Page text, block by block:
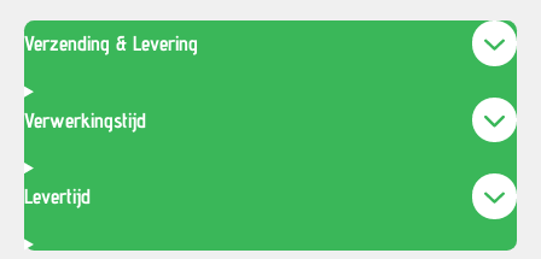
Verzending & Levering
Verwerkingstijd
Levertijd